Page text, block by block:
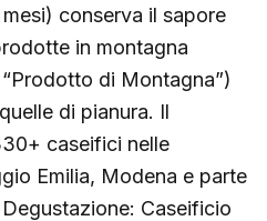
conserva il sapore
in montagna
di Montagna”)
di pianura. Il
caseifici nelle
Emilia, Modena e parte
Caseificio